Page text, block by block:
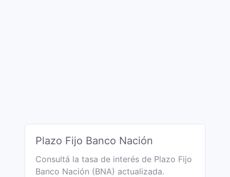
Plazo Fijo Banco Nación
Consultá la tasa de interés de Plazo Fijo
Banco Nación (BNA) actualizada.